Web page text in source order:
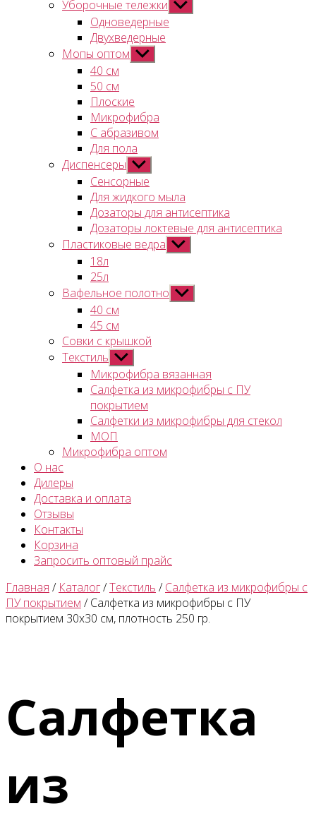
Уборочные тележки Показывать
подменю
Одноведерные
Двухведерные
Мопы оптом Показывать
подменю
40 см
50 см
Плоские
Микрофибра
С абразивом
Для пола
Диспенсеры Показывать
подменю
Сенсорные
Для жидкого мыла
Дозаторы для антисептика
Дозаторы локтевые для антисептика
Пластиковые ведра Показывать
подменю
18л
25л
Вафельное полотно Показывать
подменю
40 см
45 см
Совки с крышкой
Текстиль Показывать
подменю
Микрофибра вязанная
Салфетка из микрофибры с ПУ
покрытием
Салфетки из микрофибры для стекол
МОП
Микрофибра оптом
О нас
Дилеры
Доставка и оплата
Отзывы
Контакты
Корзина
Запросить оптовый прайс
Главная / Каталог/Текстиль /Салфетка из микрофибры с
ПУ покрытием / Салфетка из микрофибры с ПУ
покрытием 30х30 см, плотность 250 гр.
Салфетка
из